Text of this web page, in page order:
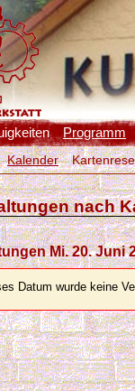
Programm
Kalender
nach
Mi. 20. Juni
Datum wurde keine